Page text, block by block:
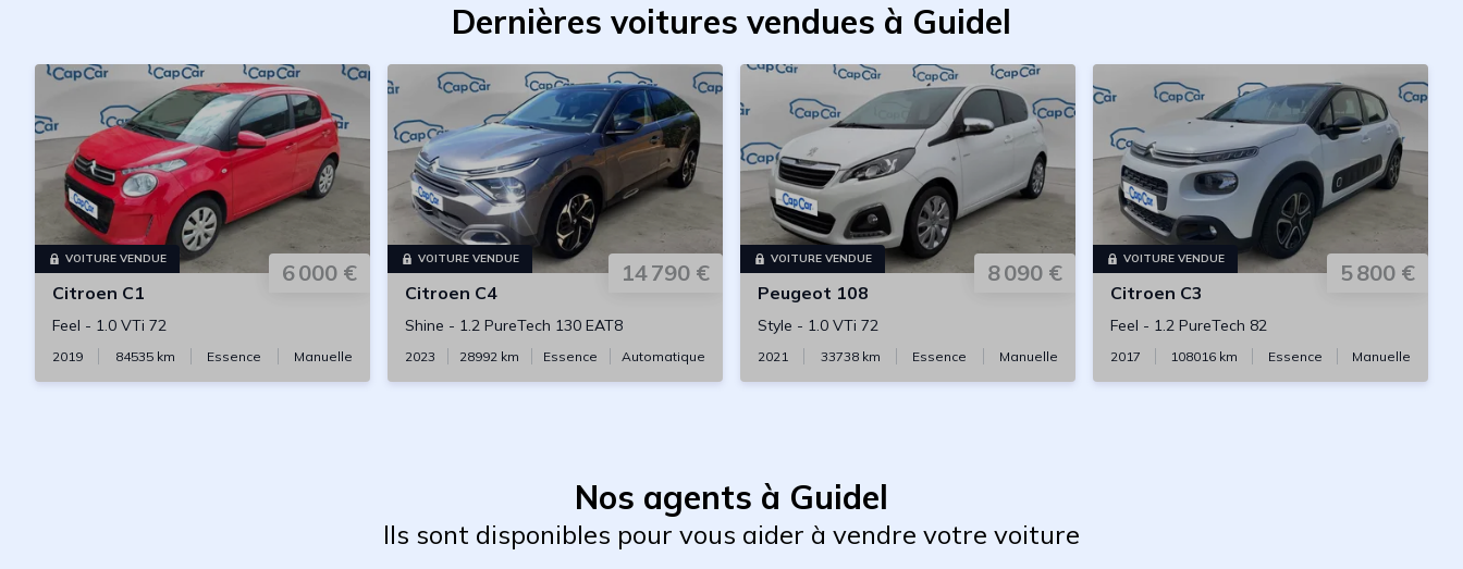
Dernières voitures vendues à Guidel
VOITURE VENDUE
6 000 €
Citroen C1
Feel - 1.0 VTi 72
2019 84535km Essence Manuelle
VOITURE VENDUE
14 790 €
Citroen C4
Shine - 1.2 PureTech 130 EAT8
2023 28992 km Essence Automatique
VOITURE VENDUE
8 090 €
Peugeot 108
Style - 1.0 VTi 72
2021 33738km Essence Manuelle
VOITURE VENDUE
5 800 €
Citroen C3
Feel - 1.2 PureTech 82
2017 108016 km Essence Manuelle
Nos agents à Guidel
Ils sont disponibles pour vous aider à vendre votre voiture